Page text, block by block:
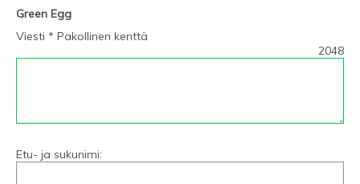
Green Egg
Viesti * Pakollinen kenttä
2048
Etu- ja sukunimi: